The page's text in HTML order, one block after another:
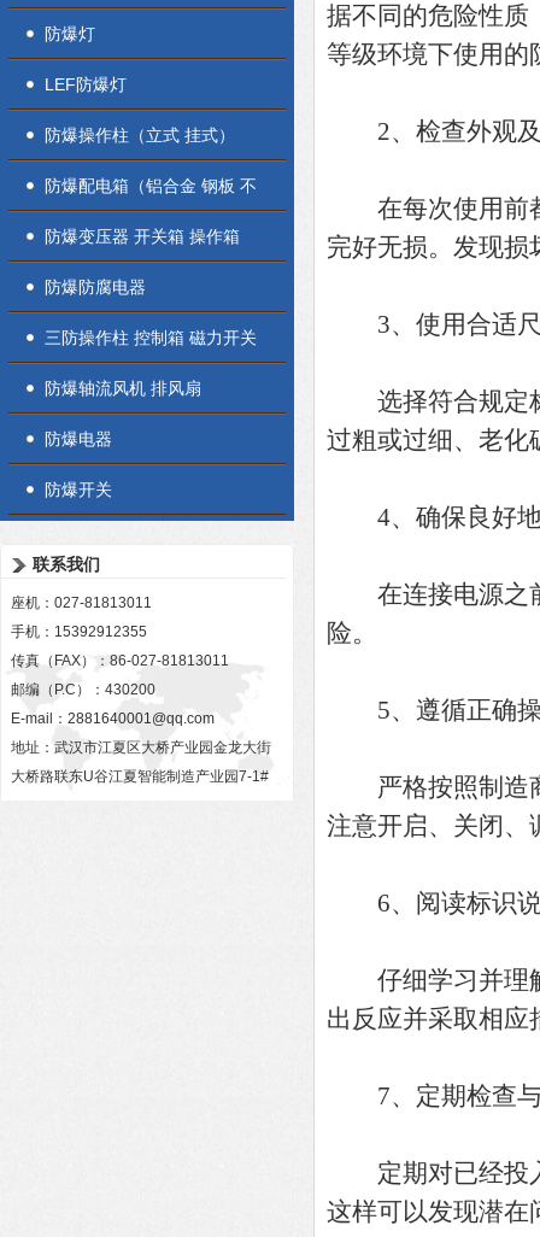
防爆灯
LEF防爆灯
防爆操作柱（立式 挂式）
防爆配电箱（铝合金 钢板 不
锈钢）
防爆变压器 开关箱 操作箱
防爆防腐电器
三防操作柱 控制箱 磁力开关
盒
防爆轴流风机 排风扇
防爆电器
防爆开关
联系我们
座机：027-81813011
手机：15392912355
传真（FAX）：86-027-81813011
邮编（P.C）：430200
E-mail： 2881640001@qq.com
地址：武汉市江夏区大桥产业园金龙大街
大桥路联东U谷江夏智能制造产业园7-1#
据不同的危险性质
等级环境下使用的
2、检查外观及
在每次使用前都
完好无损。发现损
3、使用合适尺
选择符合规定标
过粗或过细、老化
4、确保良好
在连接电源之前
险。
5、遵循正确操
严格按照制造商
注意开启、关闭、
6、阅读标识
仔细学习并理解
出反应并采取相应
7、定期检查
定期对已经投入
这样可以发现潜在